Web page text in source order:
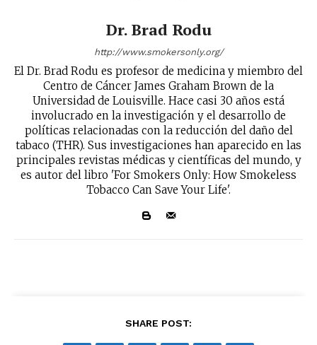
recibe todas las noticias del vapeo y la
reducción de daños en tu correo
electrónico.
Subscribe to our daily clipping and
receive all the news of vaping and
tobacco harm reduction in your email.
SUBSCRIBIRSE
Dr. Brad Rodu
http://www.smokersonly.org/
El Dr. Brad Rodu es profesor de medicina y miembro del
Centro de Cáncer James Graham Brown de la
Universidad de Louisville. Hace casi 30 años está
involucrado en la investigación y el desarrollo de
políticas relacionadas con la reducción del daño del
tabaco (THR). Sus investigaciones han aparecido en las
principales revistas médicas y científicas del mundo, y
es autor del libro 'For Smokers Only: How Smokeless
Tobacco Can Save Your Life'.
SHARE POST: